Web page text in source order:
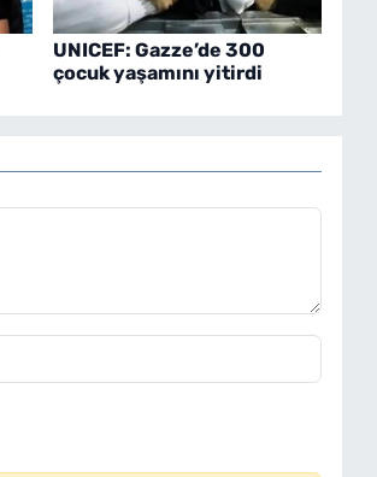
UNICEF: Gazze’de 300
çocuk yaşamını yitirdi